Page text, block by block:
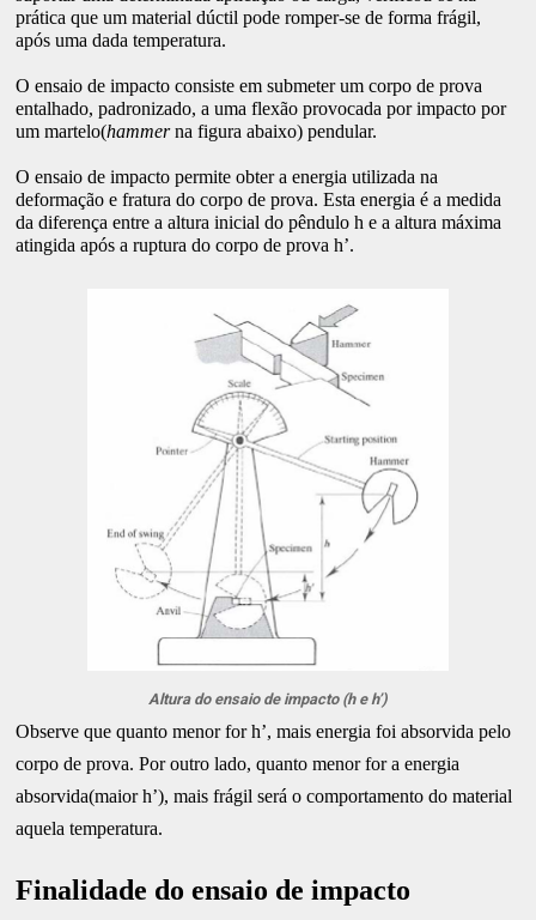
prática que um material dúctil pode romper-se de forma frágil,
após uma dada temperatura.
O ensaio de impacto consiste em submeter um corpo de prova
entalhado, padronizado, a uma flexão provocada por impacto por
um martelo(hammerna figura abaixo) pendular.
O ensaio de impacto permite obter a energia utilizada na
deformação e fratura do corpo de prova. Esta energia é a medida
da diferença entre a altura inicial do pêndulo h e a altura máxima
atingida após a ruptura do corpo de prova h’.
Altura do ensaio de impacto (h e h’)
Observe que quanto menor for h’, mais energia foi absorvida pelo
corpo de prova. Por outro lado, quanto menor for a energia
absorvida(maior h’), mais frágil será o comportamento do material
aquela temperatura.
Finalidade do ensaio de impacto